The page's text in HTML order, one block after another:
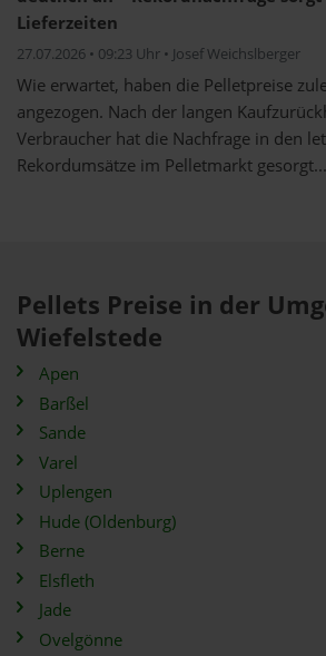
Lieferzeiten
27.07.2026 • 09:23 Uhr • Josef Weichslberger
Wie erwartet, haben die Pelletpreise
angezogen. Nach der langen
Verbraucher hat die Nachfrage in den
Rekordumsätze im Pelletmarkt
Pellets Preise in der
Wiefelstede
Apen
Barßel
Sande
Varel
Uplengen
Hude (Oldenburg)
Berne
Elsfleth
Jade
Ovelgönne